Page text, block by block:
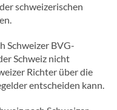
schweizerischen
Schweizer BVG-
Schweiz nicht
Richter über die
entscheiden kann.